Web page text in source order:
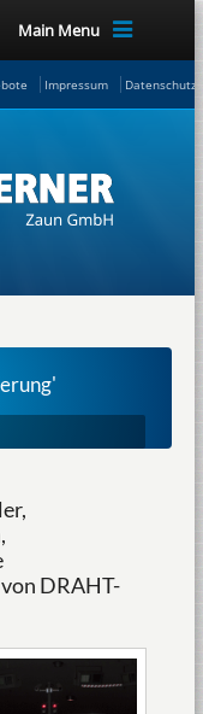
Main Menu
Impressum
DRAHT-